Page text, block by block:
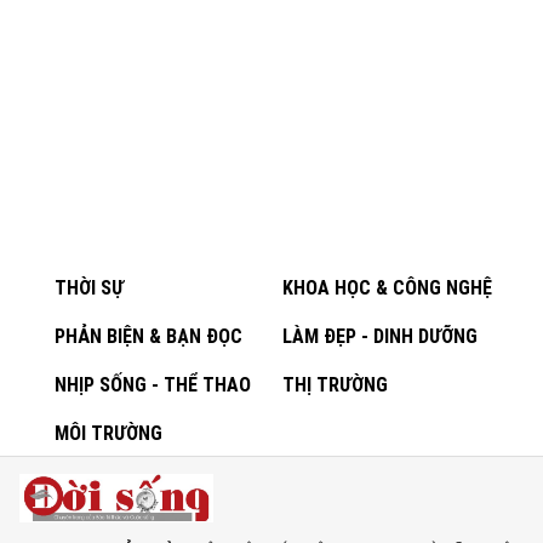
THỜI SỰ KHOA HỌC & CÔNG NGHỆ
PHẢN BIỆN & BẠN ĐỌC LÀM ĐẸP - DINH DƯỠNG
NHỊP SỐNG - THỂ THAO THỊ TRƯỜNG
MÔI TRƯỜNG